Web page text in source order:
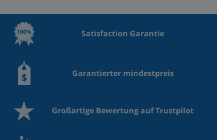
Satisfaction Garantie
Garantierter mindestpreis
Großartige Bewertung auf Trustpilot